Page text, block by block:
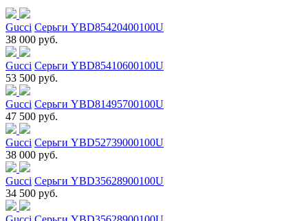
Gucci Серьги YBD85420400100U
38 000 руб.
Gucci Серьги YBD85410600100U
53 500 руб.
Gucci Серьги YBD81495700100U
47 500 руб.
Gucci Серьги YBD52739000100U
38 000 руб.
Gucci Серьги YBD35628900100U
34 500 руб.